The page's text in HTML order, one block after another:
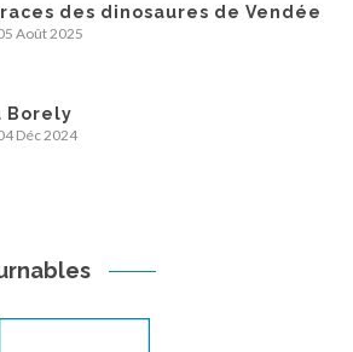
des dinosaures de Vendée
Août 2025
Borely
Déc 2024